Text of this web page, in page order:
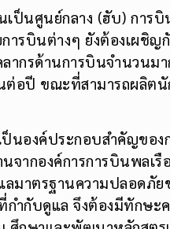
ป็นศูนย์กลาง (ฮับ) การบิ
ารบินต่างๆ ยังต้องเผชิญ
ากรด้านการบินจำนวนม
นต่อปี ขณะที่สามารถผลิต
ป็นองค์ประกอบสำคัญขอ
ากองค์การการบินพลเรื
ลมาตรฐานความปลอดภัย
ำกับดูแล จึงต้องมีทักษะค